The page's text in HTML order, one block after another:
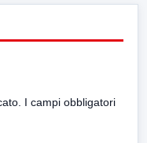
I campi obbligatori